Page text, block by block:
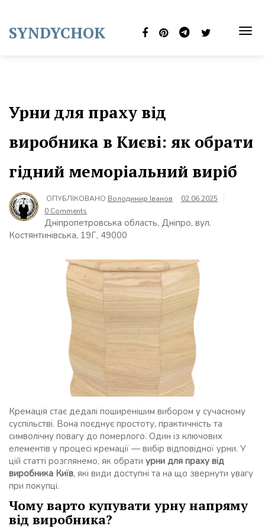
content
SYNDYCHOK
Урни для праху від
виробника в Києві: як обрати
гідний меморіальний виріб
ОПУБЛІКОВАНО Володимир Іванов
02.06.2025
0 Comments
Дніпропетровська область, Дніпро, вул.
Костянтинівська, 19Г, 49000
Кремація стає дедалі поширенішим вибором у сучасному
суспільстві. Вона поєднує простоту, практичність та
символічну повагу до померлого. Один із ключових
елементів у процесі кремації — вибір відповідної урни. У
цій статті розглянемо, як обрати урни для праху від
виробника Київ, які види доступні та на що звернути увагу
при покупці.
Чому варто купувати урну напряму
від виробника?